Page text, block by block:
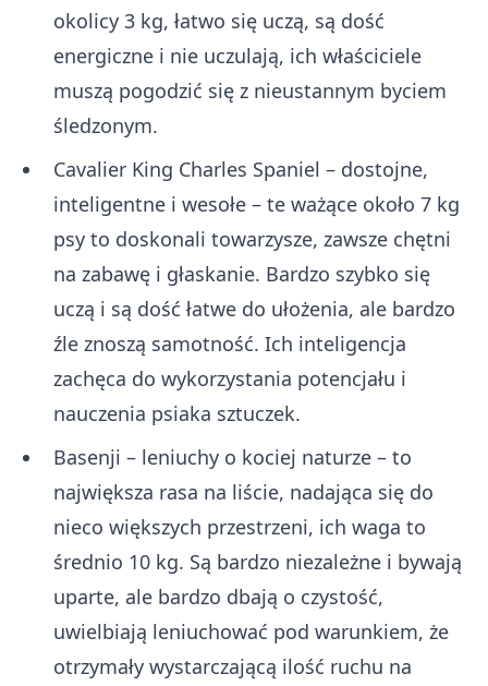
okolicy 3 kg, łatwo się uczą, są dość
energiczne i nie uczulają, ich właściciele
muszą pogodzić się z nieustannym byciem
śledzonym.
Cavalier King Charles Spaniel – dostojne,
inteligentne i wesołe – te ważące około 7 kg
psy to doskonali towarzysze, zawsze chętni
na zabawę i głaskanie. Bardzo szybko się
uczą i są dość łatwe do ułożenia, ale bardzo
źle znoszą samotność. Ich inteligencja
zachęca do wykorzystania potencjału i
nauczenia psiaka sztuczek.
Basenji – leniuchy o kociej naturze – to
największa rasa na liście, nadająca się do
nieco większych przestrzeni, ich waga to
średnio 10 kg. Są bardzo niezależne i bywają
uparte, ale bardzo dbają o czystość,
uwielbiają leniuchować pod warunkiem, że
otrzymały wystarczającą ilość ruchu na